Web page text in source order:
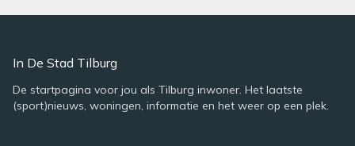
In De Stad Tilburg
De startpagina voor jou als Tilburg inwoner. Het laatste
(sport)nieuws, woningen, informatie en het weer op een plek.